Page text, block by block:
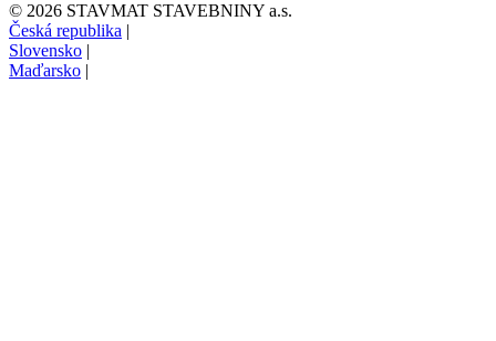
© 2026 STAVMAT STAVEBNINY a.s.
Česká republika |
Slovensko |
Maďarsko |